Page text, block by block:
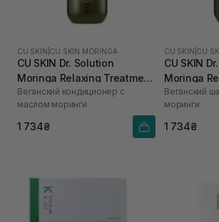
CU SKIN CU SKIN MORINGA
CU SKIN Dr. Solution
Moringa Relaxing Treatment
400 мл
Веганский кондиционер с
маслом моринги
1 734₴
CU SKIN CU
CU SKIN
Moringa
400 мл
Веганский
моринги
1 734₴